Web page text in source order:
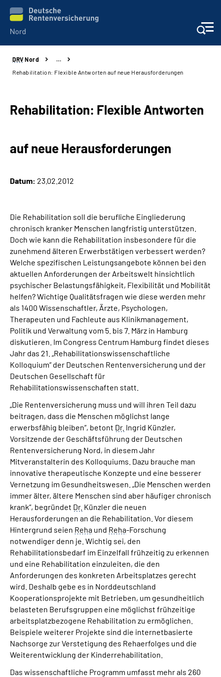
Aktuelles
Presse
Online-Services
Inhalte in Gebärdensprache (DGS)
Leichte Sprache
Suche
Mein Kundenportal
DRV Nord
…
Rehabilitation: Flexible Antworten auf neue Herausforderungen
Rehabilitation: Flexible Antworten
auf neue Herausforderungen
Datum: 23.02.2012
Die Rehabilitation soll die berufliche Eingliederung
chronisch kranker Menschen langfristig unterstützen.
Doch wie kann die Rehabilitation insbesondere für die
zunehmend älteren Erwerbstätigen verbessert werden?
Welche spezifischen Leistungsangebote können bei den
aktuellen Anforderungen der Arbeitswelt hinsichtlich
psychischer Belastungsfähigkeit, Flexibilität und Mobilität
helfen? Wichtige Qualitätsfragen wie diese werden mehr
als 1400 Wissenschaftler, Ärzte, Psychologen,
Therapeuten und Fachleute aus Klinikmanagement,
Politik und Verwaltung vom 5. bis 7. März in Hamburg
diskutieren. Im Congress Centrum Hamburg findet dieses
Jahr das 21. „Rehabilitationswissenschaftliche
Kolloquium“ der Deutschen Rentenversicherung und der
Deutschen Gesellschaft für
Rehabilitationswissenschaften statt.
„Die Rentenversicherung muss und will ihren Teil dazu
beitragen, dass die Menschen möglichst lange
erwerbsfähig bleiben“, betont Dr. Ingrid Künzler,
Vorsitzende der Geschäftsführung der Deutschen
Rentenversicherung Nord, in diesem Jahr
Mitveranstalterin des Kolloquiums. Dazu brauche man
innovative therapeutische Konzepte und eine besserer
Vernetzung im Gesundheitswesen. „Die Menschen werden
immer älter, ältere Menschen sind aber häufiger chronisch
krank“, begründet Dr. Künzler die neuen
Herausforderungen an die Rehabilitation. Vor diesem
Hintergrund seien Reha und Reha-Forschung
notwendiger denn je. Wichtig sei, den
Rehabilitationsbedarf im Einzelfall frühzeitig zu erkennen
und eine Rehabilitation einzuleiten, die den
Anforderungen des konkreten Arbeitsplatzes gerecht
wird. Deshalb gebe es in Norddeutschland
Kooperationsprojekte mit Betrieben, um gesundheitlich
belasteten Berufsgruppen eine möglichst frühzeitige
arbeitsplatzbezogene Rehabilitation zu ermöglichen.
Beispiele weiterer Projekte sind die internetbasierte
Nachsorge zur Verstetigung des Rehaerfolges und die
Weiterentwicklung der Kinderrehabilitation.
Das wissenschaftliche Programm umfasst mehr als 260